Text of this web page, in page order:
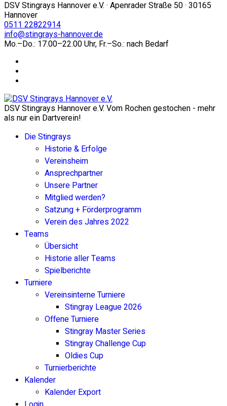
DSV Stingrays Hannover e.V. · Apenrader Straße 50 · 30165
Hannover
0511 22822914
info@stingrays-hannover.de
Mo.–Do.: 17.00–22.00 Uhr, Fr.–So.: nach Bedarf
DSV Stingrays Hannover e.V. Vom Rochen gestochen - mehr
als nur ein Dartverein!
Die Stingrays
Historie & Erfolge
Vereinsheim
Ansprechpartner
Unsere Partner
Mitglied werden?
Satzung + Förderprogramm
Verein des Jahres 2022
Teams
Übersicht
Historie aller Teams
Spielberichte
Turniere
Vereinsinterne Turniere
Stingray League 2026
Offene Turniere
Stingray Master Series
Stingray Challenge Cup
Oldies Cup
Turnierberichte
Kalender
Kalender Export